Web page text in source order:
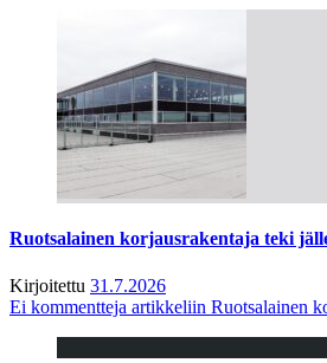
Ruotsalainen korjausrakentaja teki
Kirjoitettu 31.7.2026
Ei kommentteja artikkeliin Ruotsalainen